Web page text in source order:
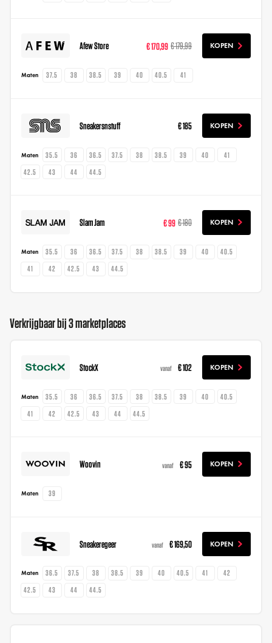
Afew Store € 170,99 € 179,99 KOPEN
Maten 37.5 38 38.5 39 40 40.5 41
Sneakersnstuff € 185 KOPEN
Maten 35.5 36 36.5 37.5 38 38.5 39 40
41
42.5
43 44 44.5
Slam Jam € 99 € 180 KOPEN
Maten 35.5 36 36.5 37.5 38 38.5 39 40
40.5
41
42 42.5 43 44.5
Verkrijgbaar bij 3 marketplaces
StockX vanaf € 102 KOPEN
Maten 35.5 36 36.5 37.5 38 38.5 39 40
40.5
41
42 42.5 43 44 44.5
Woovin vanaf € 95 KOPEN
Maten 39
Sneakeregeer vanaf € 169,50 KOPEN
Maten 36.5 37.5 38 38.5 39 40 40.5 41
42
42.5
43 44 44.5